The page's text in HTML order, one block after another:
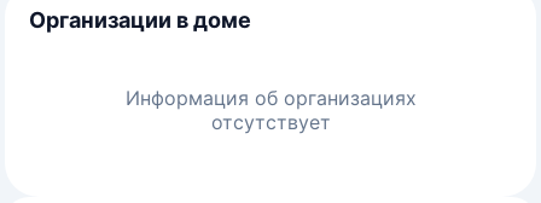
Организации в доме
Информация об организациях
отсутствует